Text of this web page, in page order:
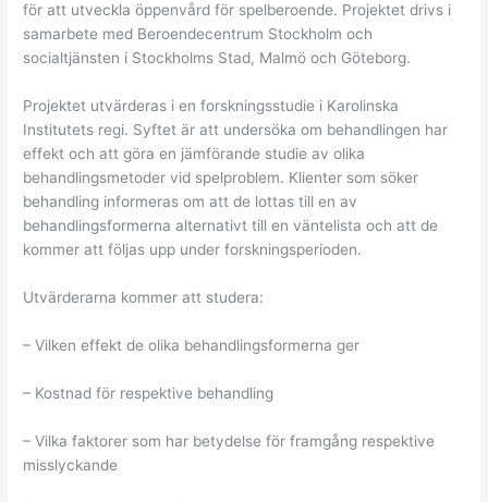
för att utveckla öppenvård för spelberoende. Projektet drivs i
samarbete med Beroendecentrum Stockholm och
socialtjänsten i Stockholms Stad, Malmö och Göteborg.
Projektet utvärderas i en forskningsstudie i Karolinska
Institutets regi. Syftet är att undersöka om behandlingen har
effekt och att göra en jämförande studie av olika
behandlingsmetoder vid spelproblem. Klienter som söker
behandling informeras om att de lottas till en av
behandlingsformerna alternativt till en väntelista och att de
kommer att följas upp under forskningsperioden.
Utvärderarna kommer att studera:
– Vilken effekt de olika behandlingsformerna ger
– Kostnad för respektive behandling
– Vilka faktorer som har betydelse för framgång respektive
misslyckande